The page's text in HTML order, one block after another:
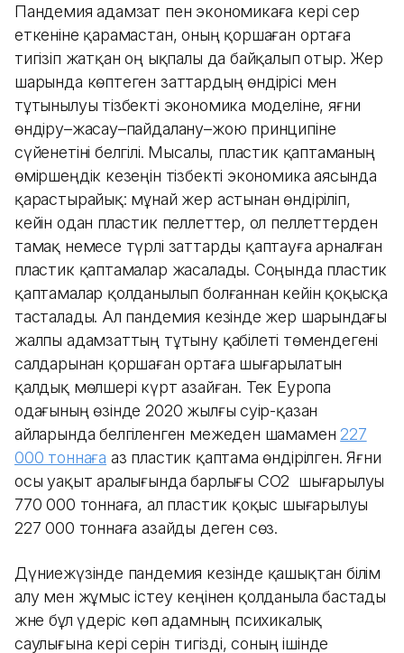
Пандемия адамзат пен экономикаға кері әсер
еткеніне қарамастан, оның қоршаған ортаға
тигізіп жатқан оң ықпалы да байқалып отыр. Жер
шарында көптеген заттардың өндірісі мен
тұтынылуы тізбекті экономика моделіне, яғни
өндіру–жасау–пайдалану–жою принципіне
сүйенетіні белгілі. Мысалы, пластик қаптаманың
өміршеңдік кезеңін тізбекті экономика аясында
қарастырайық: мұнай жер астынан өндіріліп,
кейін одан пластик пеллеттер, ол пеллеттерден
тамақ немесе түрлі заттарды қаптауға арналған
пластик қаптамалар жасалады. Соңында пластик
қаптамалар қолданылып болғаннан кейін қоқысқа
тасталады. Ал пандемия кезінде жер шарындағы
жалпы адамзаттың тұтыну қабілеті төмендегені
салдарынан қоршаған ортаға шығарылатын
қалдық мөлшері күрт азайған. Тек Еуропа
одағының өзінде 2020 жылғы сәуір-қазан
айларында белгіленген межеден шамамен 227
000 тоннаға аз пластик қаптама өндірілген. Яғни
осы уақыт аралығында барлығы CO2 шығарылуы
770 000 тоннаға, ал пластик қоқыс шығарылуы
227 000 тоннаға азайды деген сөз.
Дүниежүзінде пандемия кезінде қашықтан білім
алу мен жұмыс істеу кеңінен қолданыла бастады
және бұл үдеріс көп адамның психикалық
саулығына кері әсерін тигізді, соның ішінде